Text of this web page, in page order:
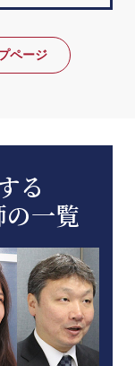
ページ
る
の一覧